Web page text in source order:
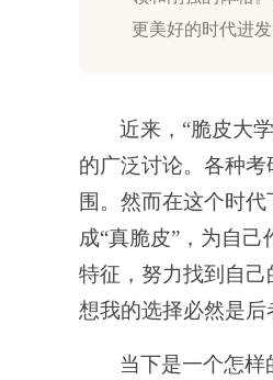
更美好的时代进发
近来， “脆皮大
的广泛讨论。各种
围。然而在这个时
成“真脆皮”，为自
特征，努力找到自
想我的选择必然是后
当下是一个怎样